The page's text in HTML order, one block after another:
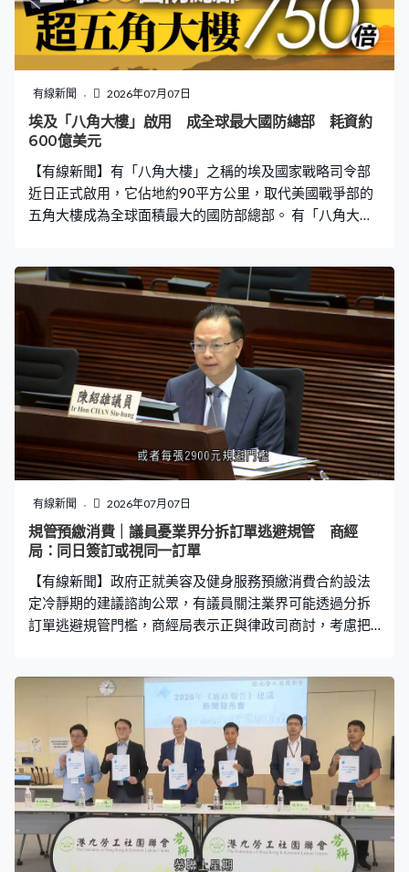
有線新聞 2026年07月07日
埃及「八角大樓」啟用 成全球最大國防總部 耗資約
600億美元
【有線新聞】有「八角大樓」之稱的埃及國家戰略司令部
近日正式啟用，它佔地約90平方公里，取代美國戰爭部的
五角大樓成為全球面積最大的國防部總部。 有「八角大
次是他逾10年以來首次在公開場合穿上軍服。現場有音樂
表演及軍人步操，不同兵種的方陣登場，塞西簽署大樓啟
用憲章。武裝部隊旗幟緩緩升起，標誌這座中東地區規模
最大的軍事指揮中心投入運作，塞西稱「八角大樓」代表
偉大埃及人民的宏偉建築，同時傳遞了一個訊息，即埃及
是穩定與安全的國家。 在開羅以東沙漠興建的「八角大
樓」，估計耗資約600億美元，由八座八角形建築圍繞核
心而得名。中央部分另有兩座主要建築，負責協調國家數
據、通訊及氣象監測等。當局指出，「八角大樓」超越傳
統軍事總部的概念，代表整合的危機管理與控制中心，配
備最新的通訊技術及AI。 「八」這個數字亦貫徹大樓的設
計理念。根據官方說明，大樓同時參考在伊斯蘭建築常見
的幾何圖案「八角星」，以及胡夫大金字塔的幾何形狀。
觀測，原本的四面就看似成為八面，所以「八
有線新聞 2026年07月07日
規管預繳消費｜議員憂業界分拆訂單逃避規管 商經
局：同日簽訂或視同一訂單
【有線新聞】政府正就美容及健身服務預繳消費合約設法
定冷靜期的建議諮詢公眾，有議員關注業界可能透過分拆
訂單逃避規管門檻，商經局表示正與律政司商討，考慮把
低，可以簽十張合約每張300元，或者每張2,900規避門
檻，又如何處理這部份規管？」商務及經濟發展局副秘書
長歐慧心：「初步構思，如果同一日同一個商戶簽多張合
約，我們都認為他是一個大的消費合約。同樣道理，會否
有不同服務分拆，我們會在例如提供服務處所、人數、內
容都會探討，重點我們希望有個透明交易。」